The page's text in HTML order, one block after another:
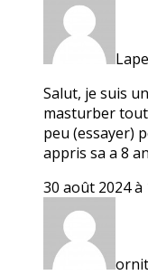
Salut, je suis
masturber
peu (essayer)
appris sa a 8
30 août 2024 à